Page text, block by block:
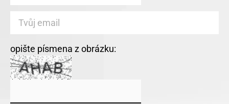
opište písmena z obrázku: